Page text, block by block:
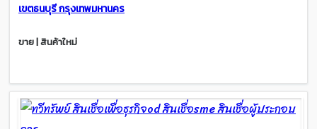
เขตธนบุรี กรุงเทพมหานคร
ขาย | สินค้าใหม่